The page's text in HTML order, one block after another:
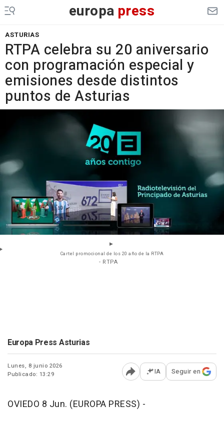
europa press
ASTURIAS
RTPA celebra su 20 aniversario
con programación especial y
emisiones desde distintos
puntos de Asturias
Cartel promocional de los 20 año de la RTPA
- RTPA
Europa Press Asturias
Lunes, 8 junio 2026
Publicado: 13:29
Abrir opciones para
IA Seguir en
OVIEDO 8 Jun. (EUROPA PRESS) -